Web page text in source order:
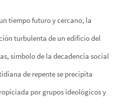
tiempo futuro y cercano, la
turbulenta de un edificio del
símbolo de la decadencia social
de repente se precipita
por grupos ideológicos y